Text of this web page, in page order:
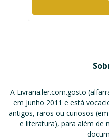
A Livraria.ler.com.gosto
em Junho 2011 e está
antigos, raros ou curiosos
e literatura), para além de